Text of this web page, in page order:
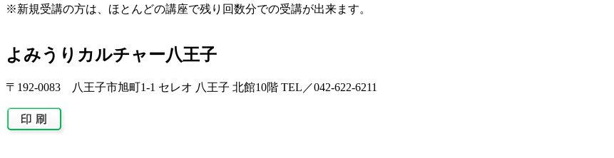
※新規受講の方は、ほとんどの講座で残り回数分での受講が出来ます。
よみうりカルチャー八王子
〒192-0083 八王子市旭町1-1 セレオ 八王子 北館10階 TEL／042-622-6211